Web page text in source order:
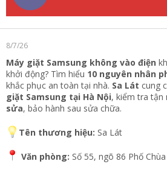
e
r
8/7/26
Máy giặt Samsung không vào điện
khởi động? Tìm hiểu 10 nguyên nhân
khắc phục an toàn tại nhà. Sa Lát cung
giặt Samsung tại Hà Nội, kiểm tra tận
sửa, bảo hành sau sửa chữa.
Tên thương hiệu: Sa Lát
Văn phòng: Số 55, ngõ 86 Phố